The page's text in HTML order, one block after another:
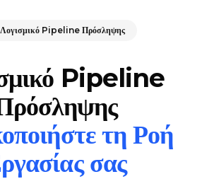
Λογισμικό Pipeline Πρόσληψης
Pipeline
τη Ροή
σας